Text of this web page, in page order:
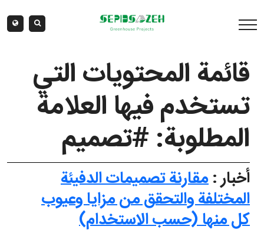
قائمة المحتويات التي
تستخدم فيها العلامة
المطلوبة: #تصميم
أخبار :مقارنة تصميمات الدفيئة
المختلفة والتحقق من مزايا وعيوب
كل منها (حسب الاستخدام)